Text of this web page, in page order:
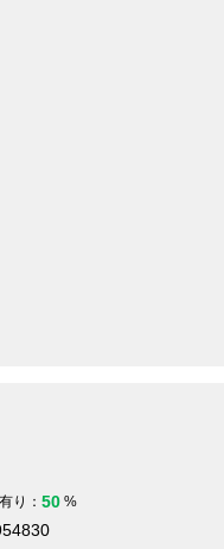
り： 50 %